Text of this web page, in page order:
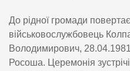
До рідної громади
військовослужбовець
Володимирович,
Росоша. Церемонія